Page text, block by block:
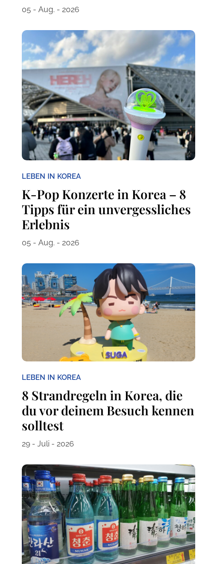
05 - Aug. - 2026
LEBEN IN KOREA
K-Pop Konzerte in Korea – 8
Tipps für ein unvergessliches
Erlebnis
05 - Aug. - 2026
LEBEN IN KOREA
8 Strandregeln in Korea, die
du vor deinem Besuch kennen
solltest
29 - Juli - 2026